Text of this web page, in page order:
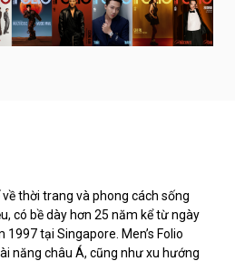
về thời trang và phong cách sống
có bề dày hơn 25 năm kể từ ngày
tại Singapore. Men’s Folio
năng châu Á, cũng như xu hướng